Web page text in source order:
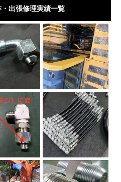
出張修理実績一覧